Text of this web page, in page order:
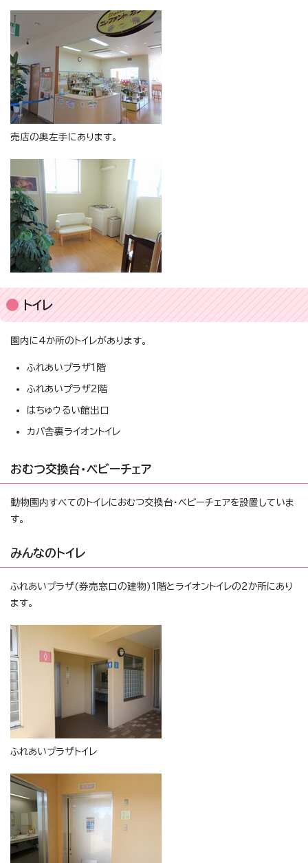
売店の奥左手にあります。
トイレ
園内に4か所のトイレがあります。
ふれあいプラザ1階
ふれあいプラザ2階
はちゅウるい館出口
カバ舎裏ライオントイレ
おむつ交換台・ベビーチェア
動物園内すべてのトイレにおむつ交換台・ベビーチェアを設置していま
す。
みんなのトイレ
ふれあいプラザ(券売窓口の建物)1階とライオントイレの2か所にあり
ます。
ふれあいプラザトイレ